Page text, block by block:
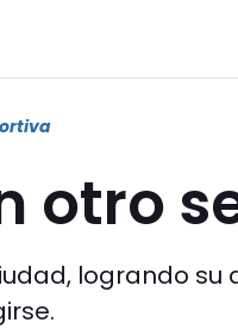
otro
logrando su